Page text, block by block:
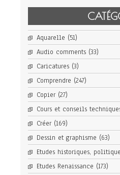
Aquarelle (51)
Audio comments (33)
Caricatures (3)
Comprendre (247)
Copier (27)
Cours et conseils
Créer (169)
Dessin et graphisme (63)
Etudes historiques,
Etudes Renaissance (173)